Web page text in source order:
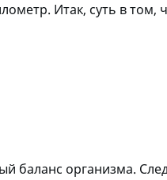
Итак, суть в том,
баланс организма.